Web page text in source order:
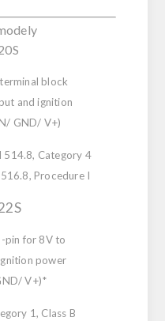
block
and ignition
GND/ V+)
514.8, Category 4
Procedure I
pin for 8V to
power
V+)*
1, Class B